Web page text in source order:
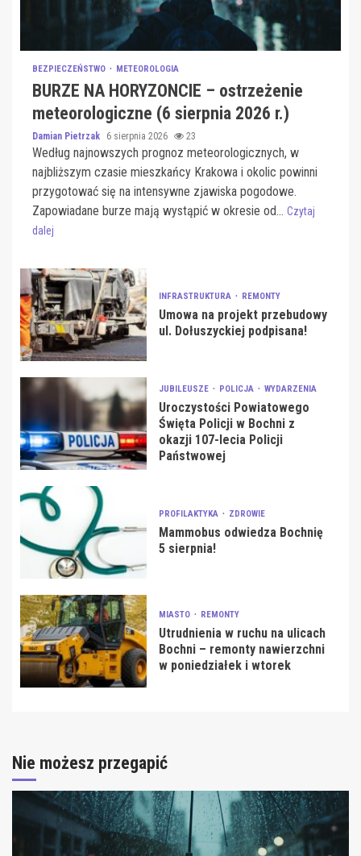
BEZPIECZEŃSTWO METEOROLOGIA
BURZE NA HORYZONCIE – ostrzeżenie
meteorologiczne (6 sierpnia 2026 r.)
Damian Pietrzak 6 sierpnia 2026 23
Według najnowszych prognoz meteorologicznych, w
najbliższym czasie mieszkańcy Krakowa i okolic powinni
przygotować się na intensywne zjawiska pogodowe.
Zapowiadane burze mają wystąpić w okresie od... Czytaj
dalej
INFRASTRUKTURA REMONTY
Umowa na projekt przebudowy
ul. Dołuszyckiej podpisana!
JUBILEUSZE POLICJA WYDARZENIA
Uroczystości Powiatowego
Święta Policji w Bochni z
okazji 107-lecia Policji
Państwowej
PROFILAKTYKA ZDROWIE
Mammobus odwiedza Bochnię
5 sierpnia!
MIASTO REMONTY
Utrudnienia w ruchu na ulicach
Bochni – remonty nawierzchni
w poniedziałek i wtorek
Nie możesz przegapić